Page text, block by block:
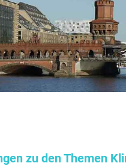
zu den Themen